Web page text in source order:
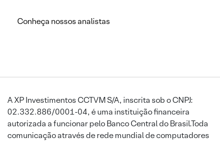
Conheça nossos analistas
A XP Investimentos CCTVM S/A, inscrita sob o CNPJ:
02.332.886/0001-04, é uma instituição financeira
autorizada a funcionar pelo Banco Central do Brasil.Toda
comunicação através de rede mundial de computadores